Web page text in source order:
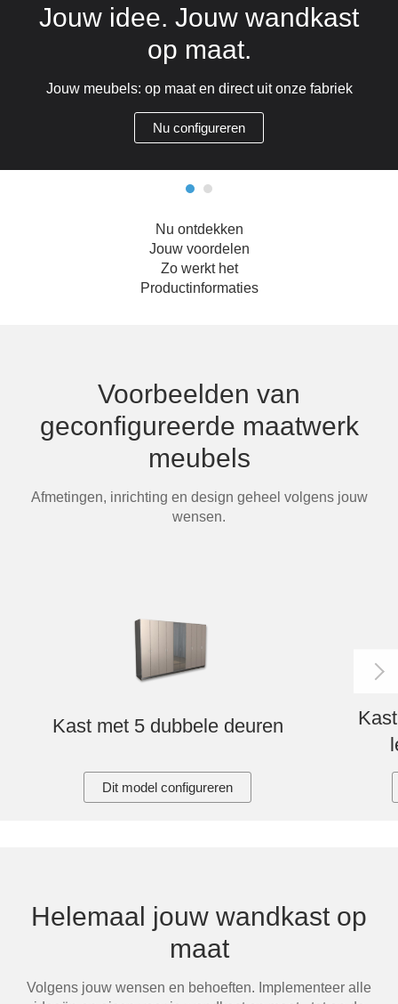
Jouw idee. Jouw wandkast
op maat.
Jouw meubels: op maat en direct uit onze fabriek
Nu configureren
Nu ontdekken
Jouw voordelen
Zo werkt het
Productinformaties
Voorbeelden van
geconfigureerde maatwerk
meubels
Afmetingen, inrichting en design geheel volgens jouw
wensen.
Kast met 5 dubbele deuren
Dit model configureren
Helemaal jouw wandkast op
maat
Volgens jouw wensen en behoeften. Implementeer alle
Hoekbanken
Tafels & zitbanken
Voor schuine wanden
Glaswerelden